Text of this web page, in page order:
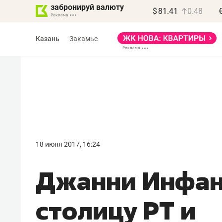
забронируй валюту $ 81.41 0.48
Казань Закамье
18 июня 2017, 16:24
Джанни
столицу РТ и
правил, бизнес может
потерять минимум
полгода»